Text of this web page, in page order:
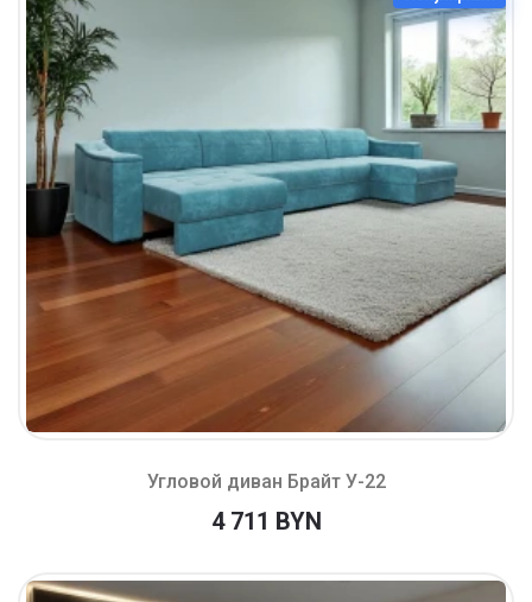
Угловой диван Брайт У-22
4 711 BYN